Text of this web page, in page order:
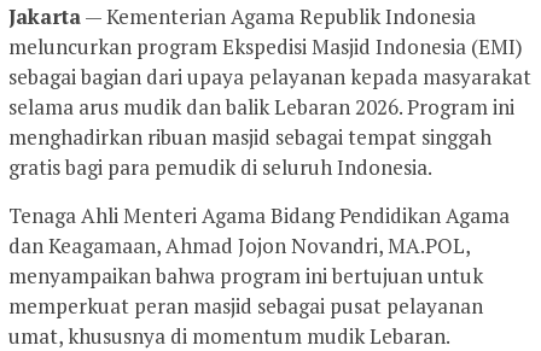
Jakarta— Kementerian Agama Republik Indonesia
meluncurkan program Ekspedisi Masjid Indonesia (EMI)
sebagai bagian dari upaya pelayanan kepada masyarakat
selama arus mudik dan balik Lebaran 2026. Program ini
menghadirkan ribuan masjid sebagai tempat singgah
gratis bagi para pemudik di seluruh Indonesia.
Tenaga Ahli Menteri Agama Bidang Pendidikan Agama
dan Keagamaan, Ahmad Jojon Novandri, MA.POL,
menyampaikan bahwa program ini bertujuan untuk
memperkuat peran masjid sebagai pusat pelayanan
umat, khususnya di momentum mudik Lebaran.